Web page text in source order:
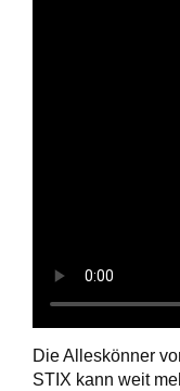
Die Alleskönner
STIX kann weit